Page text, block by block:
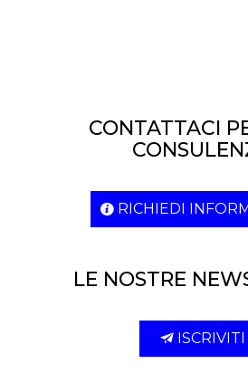
CONTATTACI
RICHIEDI
LE NOSTRE
ISCRIVITI